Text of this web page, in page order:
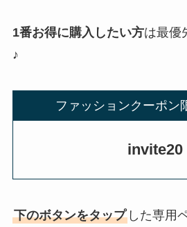
1番お得に購入したい方は最優
♪
ファッションクーポン
invite20
下のボタンをタップした専用